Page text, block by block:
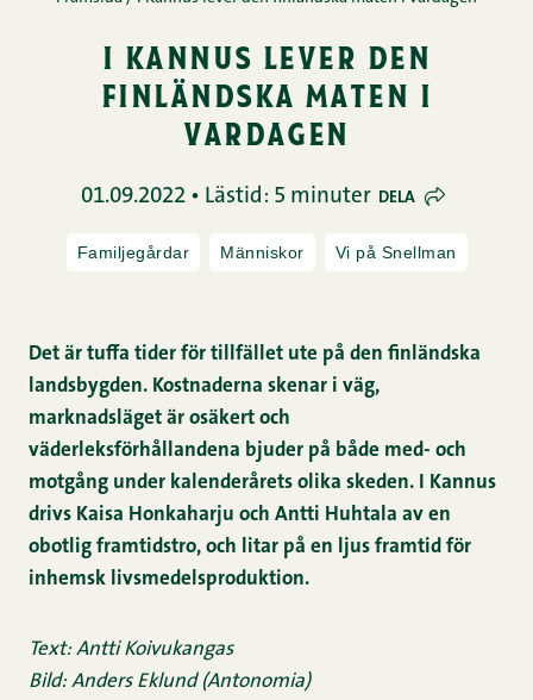
i kannus lever den
finländska maten i
vardagen
01.09.2022 • Lästid: 5 minuter DELA
Familjegårdar Människor Vi på Snellman
Det är tuffa tider för tillfället ute på den finländska
landsbygden. Kostnaderna skenar i väg,
marknadsläget är osäkert och
väderleksförhållandena bjuder på både med- och
motgång under kalenderårets olika skeden. I Kannus
drivs Kaisa Honkaharju och Antti Huhtala av en
obotlig framtidstro, och litar på en ljus framtid för
inhemsk livsmedelsproduktion.
Text: Antti Koivukangas
Bild: Anders Eklund (Antonomia)